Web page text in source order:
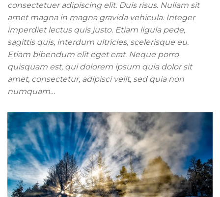
consectetuer adipiscing elit. Duis risus. Nullam sit
amet magna in magna gravida vehicula. Integer
imperdiet lectus quis justo. Etiam ligula pede,
sagittis quis, interdum ultricies, scelerisque eu.
Etiam bibendum elit eget erat. Neque porro
quisquam est, qui dolorem ipsum quia dolor sit
amet, consectetur, adipisci velit, sed quia non
numquam…